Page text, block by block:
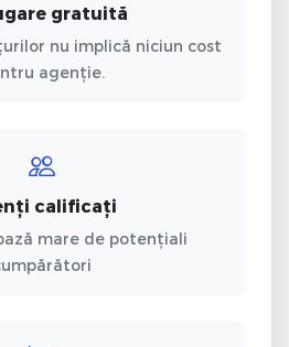
gratuită
nu implică niciun cost
agenție.
calificați
mare de potențiali